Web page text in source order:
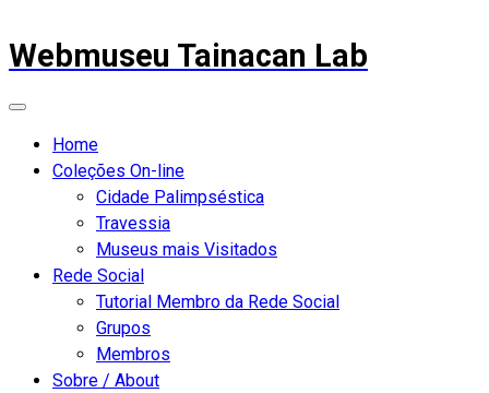
Webmuseu Tainacan Lab
Home
Coleções On-line
Cidade Palimpséstica
Travessia
Museus mais Visitados
Rede Social
Tutorial Membro da Rede Social
Grupos
Membros
Sobre / About